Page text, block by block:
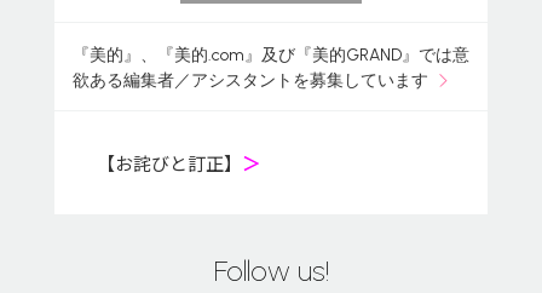
『美的』、『美的.com』及び『美的GRAND』では意
欲ある編集者／アシスタントを募集しています
【お詫びと訂正】 ＞
Follow us!